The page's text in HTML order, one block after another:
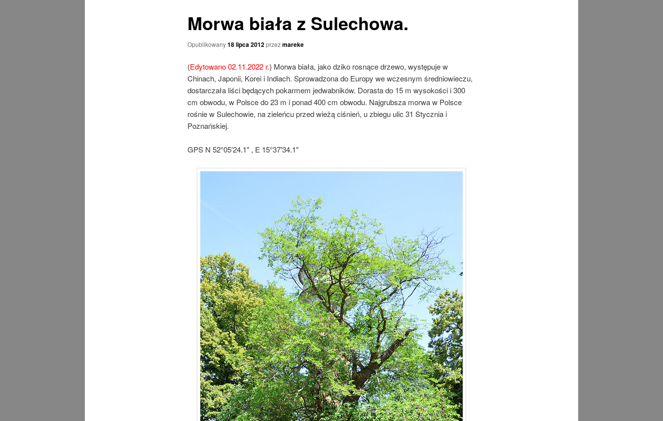
Morwa biała z Sulechowa.
Opublikowany18 lipca 2012przezmareke
(Edytowano 02.11.2022 r.) Morwa biała, jako dziko rosnące drzewo, występuje w
Chinach, Japonii, Korei i Indiach. Sprowadzona do Europy we wczesnym średniowieczu,
dostarczała liści będących pokarmem jedwabników. Dorasta do 15 m wysokości i 300
cm obwodu, w Polsce do 23 m i ponad 400 cm obwodu. Najgrubsza morwa w Polsce
rośnie w Sulechowie, na zieleńcu przed wieżą ciśnień, u zbiegu ulic 31 Stycznia i
Poznańskiej.
GPS N 52°05′24.1″ , E 15°37′34.1″